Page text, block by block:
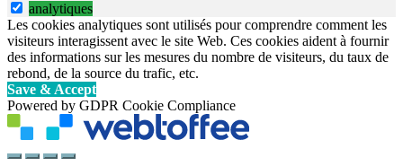
analytiques
Les cookies analytiques sont utilisés pour comprendre comment les
visiteurs interagissent avec le site Web. Ces cookies aident à fournir
des informations sur les mesures du nombre de visiteurs, du taux de
rebond, de la source du trafic, etc.
Save & Accept
Powered by GDPR Cookie Compliance